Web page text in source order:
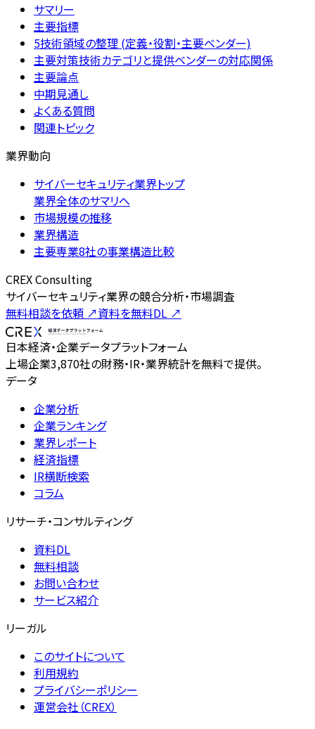
サマリー
主要指標
5技術領域の整理 (定義・役割・主要ベンダー)
主要対策技術カテゴリと提供ベンダーの対応関係
主要論点
中期見通し
よくある質問
関連トピック
業界動向
サイバーセキュリティ業界トップ
業界全体のサマリへ
市場規模の推移
業界構造
主要専業8社の事業構造比較
CREX Consulting
サイバーセキュリティ業界の競合分析・市場調査
無料相談を依頼 ↗資料を無料DL ↗
日本経済・企業データプラットフォーム
上場企業3,870社の財務・IR・業界統計を無料で提供。
データ
企業分析
企業ランキング
業界レポート
経済指標
IR横断検索
コラム
リサーチ・コンサルティング
資料DL
無料相談
お問い合わせ
サービス紹介
リーガル
このサイトについて
利用規約
プライバシーポリシー
運営会社（CREX）